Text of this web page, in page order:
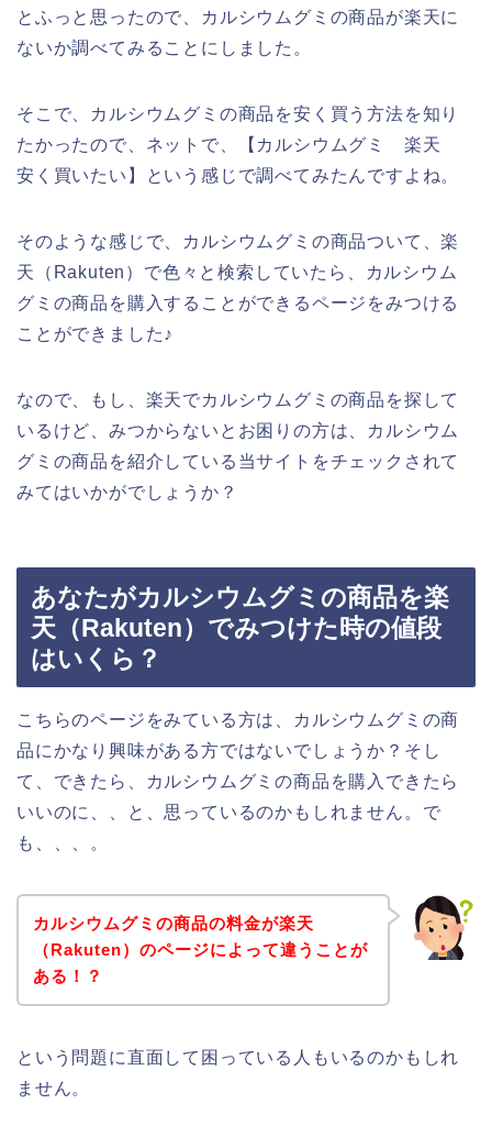
とふっと思ったので、カルシウムグミの商品が楽天に
ないか調べてみることにしました。
そこで、カルシウムグミの商品を安く買う方法を知り
たかったので、ネットで、【カルシウムグミ 楽天
安く買いたい】という感じで調べてみたんですよね。
そのような感じで、カルシウムグミの商品ついて、楽
天（Rakuten）で色々と検索していたら、カルシウム
グミの商品を購入することができるページをみつける
ことができました♪
なので、もし、楽天でカルシウムグミの商品を探して
いるけど、みつからないとお困りの方は、カルシウム
グミの商品を紹介している当サイトをチェックされて
みてはいかがでしょうか？
あなたがカルシウムグミの商品を楽
天（Rakuten）でみつけた時の値段
はいくら？
こちらのページをみている方は、カルシウムグミの商
品にかなり興味がある方ではないでしょうか？そし
て、できたら、カルシウムグミの商品を購入できたら
いいのに、、と、思っているのかもしれません。で
も、、、。
カルシウムグミの商品の料金が楽天
（Rakuten）のページによって違うことが
ある！？
という問題に直面して困っている人もいるのかもしれ
ません。